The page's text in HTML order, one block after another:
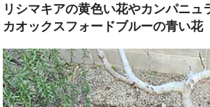
リシマキアの黄色い花やカンパニ
カオックスフォードブルーの青い花